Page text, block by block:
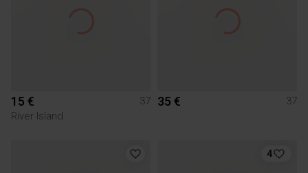
15 €
37
River Island
35 € 37
4